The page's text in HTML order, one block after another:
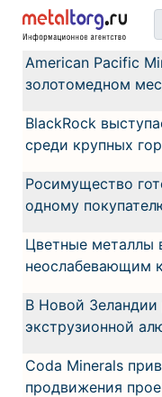
American Pacific
золотомедном
BlackRock
среди крупных
Росимущество
одному
Цветные металлы
неослабевающим
В Новой Зеландии
экструзионной
Coda Minerals
продвижения